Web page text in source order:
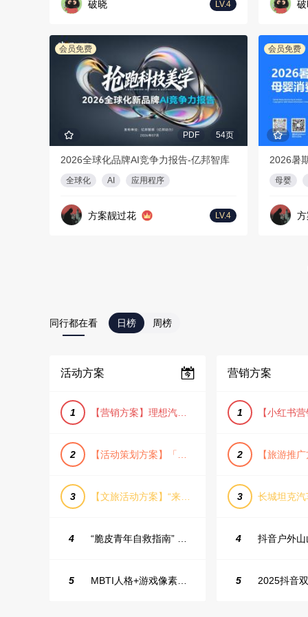
破晓 LV.4
会员免费
PDF 54页
2026全球化品牌AI竞争力报告-亿邦智库
全球化 AI 应用程序
方案靓过花 LV.4
会员免费
母婴
同行都在看 日榜 周榜
活动方案
1 【营销方案】理想汽车车主露营户外旅行保客活动策划方案
2 【活动策划方案】「团圆盛景」趣味中秋游园会活动策划方案
3 【文旅活动方案】“来和月亮撞个满怀”文旅景区中秋露营音乐会团建拓展方案
4 “脆皮青年自救指南” 五一城市解压生活节活动策划案
5 MBTI人格+游戏像素风主题企业年会
营销方案
1
2
3
4
5 2025抖音